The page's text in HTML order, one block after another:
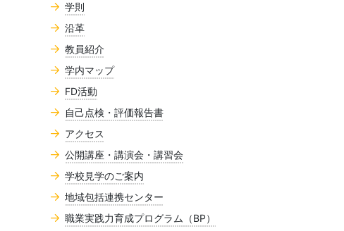
学則
沿革
教員紹介
学内マップ
FD活動
自己点検・評価報告書
アクセス
公開講座・講演会・講習会
学校見学のご案内
地域包括連携センター
職業実践力育成プログラム（BP）